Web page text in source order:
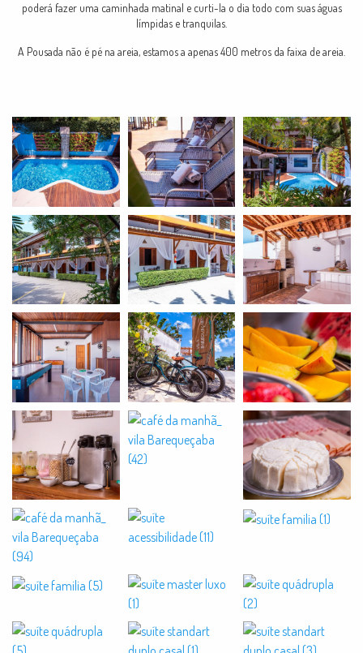
poderá fazer uma caminhada matinal e curti-la o dia todo com suas águas
límpidas e tranquilas.
A Pousada não é pé na areia, estamos a apenas 400 metros da faixa de areia.